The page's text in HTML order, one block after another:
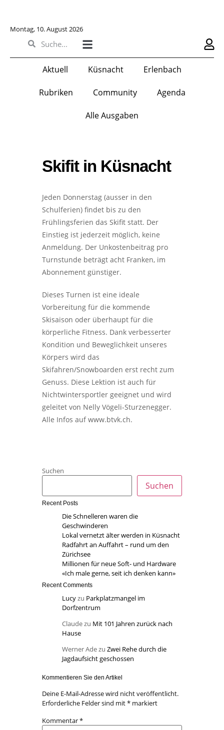
Montag, 10. August 2026
Aktuell Küsnacht Erlenbach
Rubriken Community Agenda
Alle Ausgaben
Skifit in Küsnacht
Jeden Donnerstag (ausser in den
Schulferien) findet bis zu den
Frühlingsferien das Skifit statt. Der
Einstieg ist jederzeit möglich, keine
Anmeldung. Der Unkostenbeitrag pro
Turnstunde beträgt acht Franken, im
Abonnement günstiger.
Dieses Turnen ist eine ideale
Vorbereitung für die kommende
Skisaison oder überhaupt für die
körperliche Fitness. Dank verbesserter
Kondition und Beweglichkeit unseres
Körpers wird das
Skifahren/Snowboarden erst recht zum
Genuss. Diese Lektion ist auch für
Nichtwintersportler geeignet und wird
geleitet von Nelly Vögeli-Sturzenegger.
Alle Infos auf www.btvk.ch.
Suchen
Suchen
Recent Posts
Die Schnelleren waren die
Geschwinderen
Lokal vernetzt älter werden in Küsnacht
Radfahrt an Auffahrt – rund um den
Zürichsee
Millionen für neue Soft- und Hardware
«Ich male gerne, seit ich denken kann»
Recent Comments
Lucyzu Parkplatzmangel im
Dorfzentrum
Claudezu Mit 101 Jahren zurück nach
Hause
Werner Adezu Zwei Rehe durch die
Jagdaufsicht geschossen
Kommentieren Sie den Artikel
Deine E-Mail-Adresse wird nicht veröffentlicht.
Erforderliche Felder sind mit* markiert
Kommentar*